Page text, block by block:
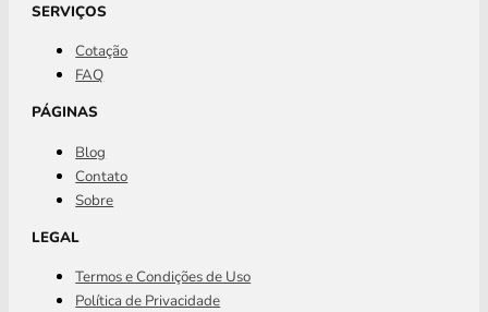
SERVIÇOS
Cotação
FAQ
PÁGINAS
Blog
Contato
Sobre
LEGAL
Termos e Condições de Uso
Política de Privacidade